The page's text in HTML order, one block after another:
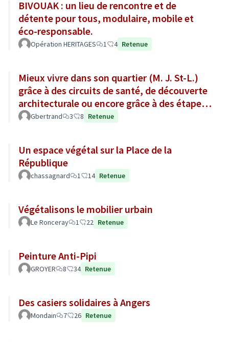
BIVOUAK : un lieu de rencontre et de
détente pour tous, modulaire, mobile et
éco-responsable.
Opération HERITAGES 1 4 Retenue
Mieux vivre dans son quartier (M. J. St-L.)
grâce à des circuits de santé, de découverte
architecturale ou encore grâce à des étapes
gourmandes !
Gbertrand 3 8 Retenue
Un espace végétal sur la Place de la
République
chassagnard 1 14 Retenue
Végétalisons le mobilier urbain
Le Ronceray 1 22 Retenue
Peinture Anti-Pipi
GROYER 8 34 Retenue
Des casiers solidaires à Angers
Mondain 7 26 Retenue